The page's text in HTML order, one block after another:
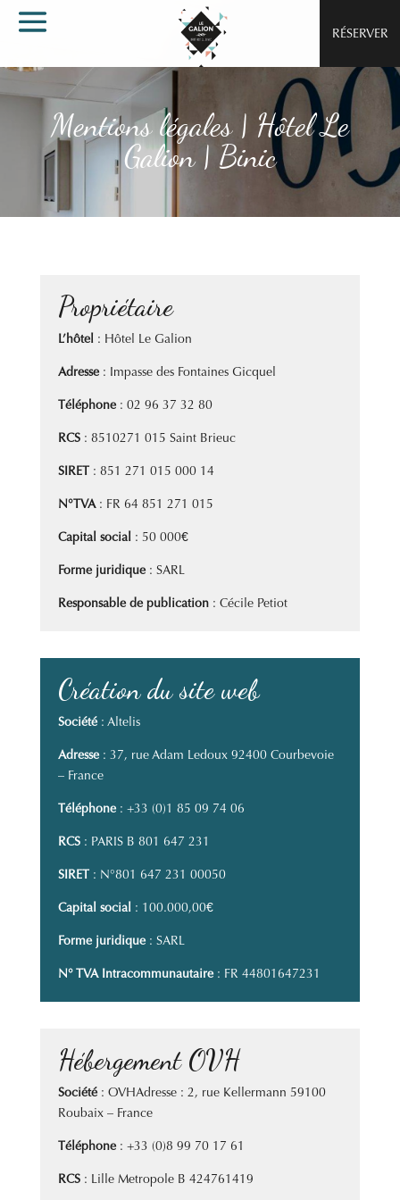
RÉSERVER
Mentions légales | Hôtel Le
Galion | Binic
Propriétaire
L’hôtel: Hôtel Le Galion
Adresse: Impasse des Fontaines Gicquel
Téléphone: 02 96 37 32 80
RCS: 8510271 015 Saint Brieuc
SIRET: 851 271 015 000 14
N°TVA: FR 64 851 271 015
Capital social: 50 000€
Forme juridique: SARL
Responsable de publication: Cécile Petiot
Création du site web
Société: Altelis
Adresse: 37, rue Adam Ledoux 92400 Courbevoie
– France
Téléphone: +33 (0)1 85 09 74 06
RCS: PARIS B 801 647 231
SIRET: N°801 647 231 00050
Capital social: 100.000,00€
Forme juridique: SARL
N° TVA Intracommunautaire: FR 44801647231
Hébergement OVH
Société: OVHAdresse : 2, rue Kellermann 59100
Roubaix – France
Téléphone: +33 (0)8 99 70 17 61
RCS: Lille Metropole B 424761419